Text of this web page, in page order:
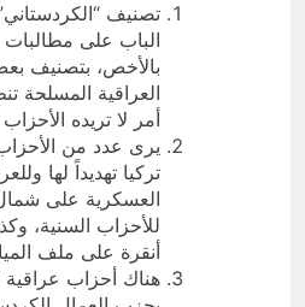
تصنيف “الكردستاني”
الباب على
بالأخص، بتصنيف
العراقية المسلحة
أمر لا تريده
يرى عدد من
تركيا تهديداً لها
العسكرية على
للأحزاب السنية،
أنقرة على ملف
هناك أحزاب عراقية